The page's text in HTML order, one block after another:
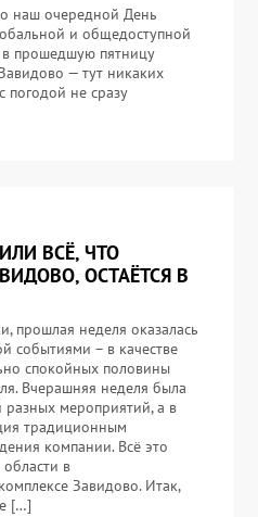
наш очередной День
и общедоступной
прошедшую пятницу
— тут никаких
погодой не сразу
ВСЁ, ЧТО
ОСТАЁТСЯ В
прошлая неделя оказалась
событиями – в качестве
спокойных половины
Вчерашняя неделя была
мероприятий, а в
традиционным
компании. Всё это
в
Завидово. Итак,
[…]